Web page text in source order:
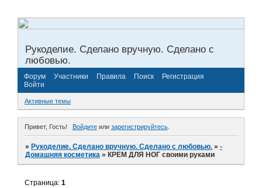
Рукоделие. Сделано вручную. Сделано с
любовью.
Форум Участники Правила Поиск
Регистрация
Войти
Активные темы
Привет, Гость! Войдитеили зарегистрируйтесь.
»Рукоделие. Сделано вручную. Сделано с любовью. »­
Домашняя косметика »КРЕМ ДЛЯ НОГ своими руками
Страница:1